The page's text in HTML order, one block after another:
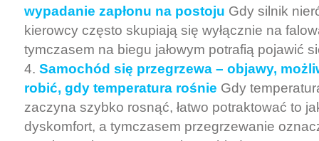
wypadanie zapłonu na postoju Gdy silnik
kierowcy często skupiają się wyłącznie na
tymczasem na biegu jałowym potrafią pojawić
Samochód się przegrzewa – objawy,
robić, gdy temperatura rośnie Gdy
zaczyna szybko rosnąć, łatwo potraktować to
dyskomfort, a tymczasem przegrzewanie